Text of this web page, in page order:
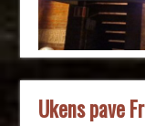
Ukens pave